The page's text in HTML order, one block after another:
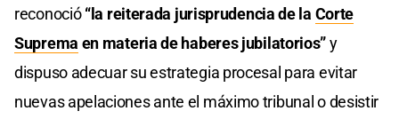
reconoció“la reiterada jurisprudencia de la Corte
Suprema en materia de haberes jubilatorios”y
dispuso adecuar su estrategia procesal para evitar
nuevas apelaciones ante el máximo tribunal o desistir